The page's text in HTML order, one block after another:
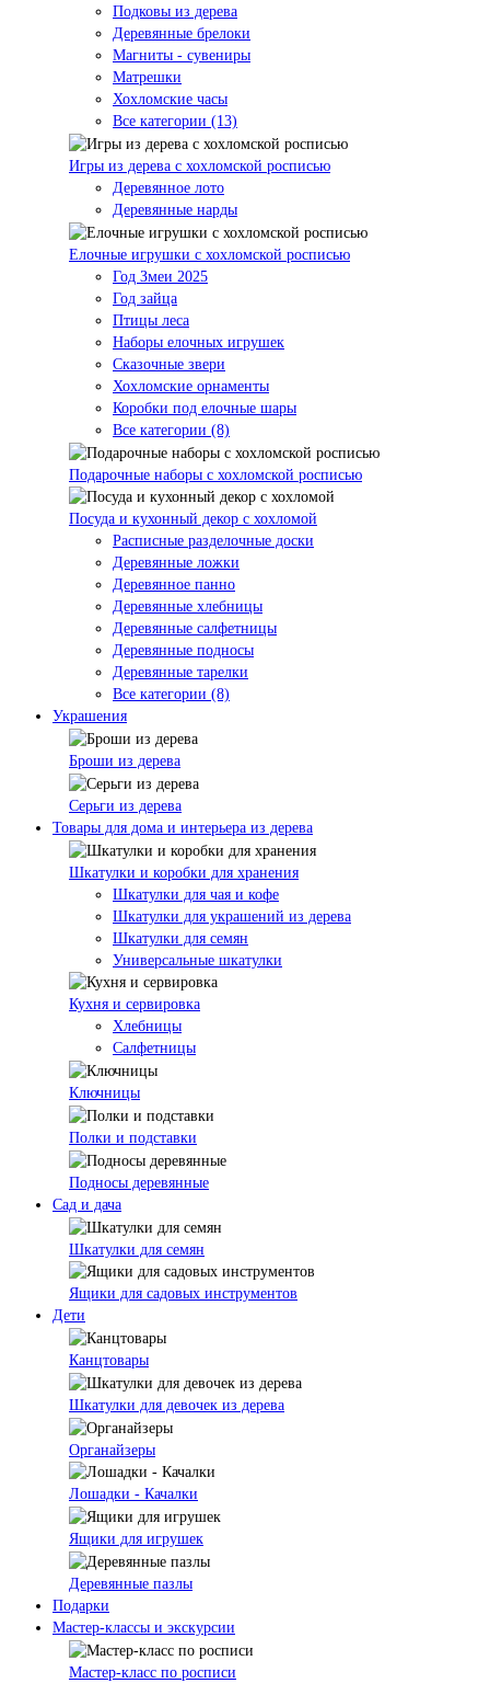
Подковы из дерева
Деревянные брелоки
Магниты - сувениры
Матрешки
Хохломские часы
Все категории (13)
Игры из дерева с хохломской росписью
Деревянное лото
Деревянные нарды
Елочные игрушки с хохломской росписью
Год Змеи 2025
Год зайца
Птицы леса
Наборы елочных игрушек
Сказочные звери
Хохломские орнаменты
Коробки под елочные шары
Все категории (8)
Подарочные наборы с хохломской росписью
Посуда и кухонный декор с хохломой
Расписные разделочные доски
Деревянные ложки
Деревянное панно
Деревянные хлебницы
Деревянные салфетницы
Деревянные подносы
Деревянные тарелки
Все категории (8)
Украшения
Броши из дерева
Серьги из дерева
Товары для дома и интерьера из дерева
Шкатулки и коробки для хранения
Шкатулки для чая и кофе
Шкатулки для украшений из дерева
Шкатулки для семян
Универсальные шкатулки
Кухня и сервировка
Хлебницы
Салфетницы
Ключницы
Полки и подставки
Подносы деревянные
Сад и дача
Шкатулки для семян
Ящики для садовых инструментов
Дети
Канцтовары
Шкатулки для девочек из дерева
Органайзеры
Лошадки - Качалки
Ящики для игрушек
Деревянные пазлы
Подарки
Мастер-классы и экскурсии
Мастер-класс по росписи